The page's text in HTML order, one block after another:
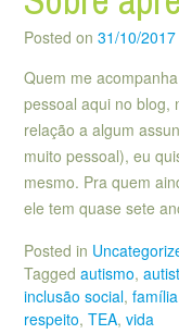
Posted on 31/10/2017
Quem me
pessoal aqui no blog,
relação a algum
muito pessoal), eu
mesmo. Pra quem
ele tem quase sete
Posted in
Tagged autismo,
inclusão social, família
respeito, TEA, vida